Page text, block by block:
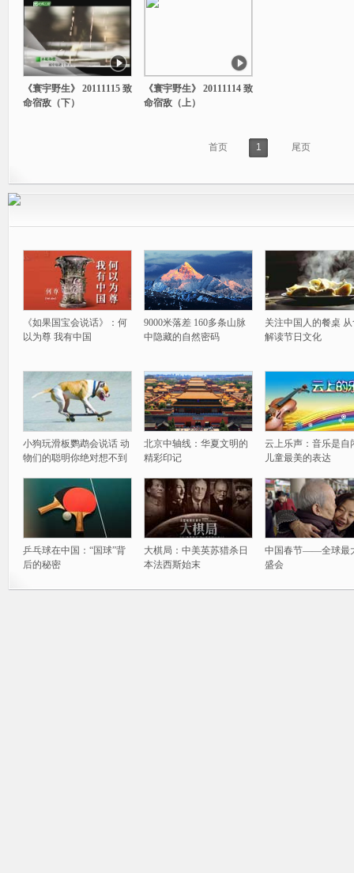
《寰宇野生》 20111115 致
命宿敌（下）
《寰宇野生》 20111114 致
命宿敌（上）
首页 1 尾页
《如果国宝会说话》：何
以为尊 我有中国
9000米落差 160多条山脉
中隐藏的自然密码
关注中国人的餐桌
解读节日文化
小狗玩滑板鹦鹉会说话 动
物们的聪明你绝对想不到
北京中轴线：华夏文明的
精彩印记
云上乐声：音乐是自
儿童最美的表达
乒乓球在中国：“国球”背
后的秘密
大棋局：中美英苏猎杀日
本法西斯始末
中国春节——全球最
盛会